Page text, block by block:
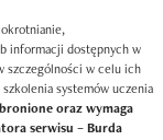
informacji dostępnych w
szczególności w celu ich
systemów uczenia
oraz wymaga
serwisu – Burda